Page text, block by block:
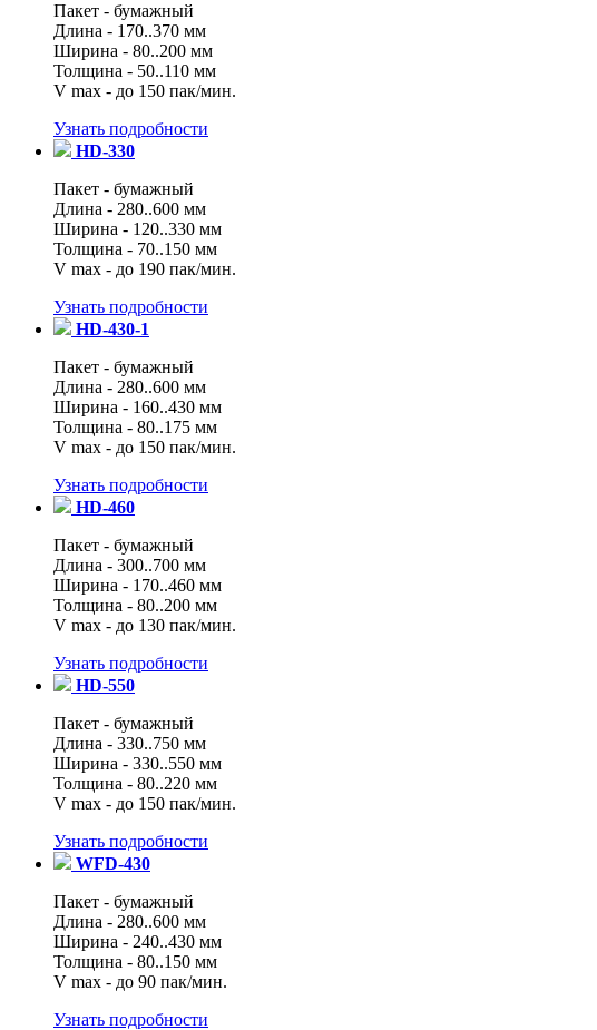
Пакет - бумажный
Длина - 170..370 мм
Ширина - 80..200 мм
Толщина - 50..110 мм
V max - до 150 пак/мин.
Узнать подробности
HD-330
Пакет - бумажный
Длина - 280..600 мм
Ширина - 120..330 мм
Толщина - 70..150 мм
V max - до 190 пак/мин.
Узнать подробности
HD-430-1
Пакет - бумажный
Длина - 280..600 мм
Ширина - 160..430 мм
Толщина - 80..175 мм
V max - до 150 пак/мин.
Узнать подробности
HD-460
Пакет - бумажный
Длина - 300..700 мм
Ширина - 170..460 мм
Толщина - 80..200 мм
V max - до 130 пак/мин.
Узнать подробности
HD-550
Пакет - бумажный
Длина - 330..750 мм
Ширина - 330..550 мм
Толщина - 80..220 мм
V max - до 150 пак/мин.
Узнать подробности
WFD-430
Пакет - бумажный
Длина - 280..600 мм
Ширина - 240..430 мм
Толщина - 80..150 мм
V max - до 90 пак/мин.
Узнать подробности